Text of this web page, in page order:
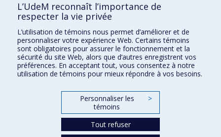
Kinésiologie et des sciences de l’activité physique
Orthophonie et audiologie
Réadaptation
Directions
DPC
CPASS
L’UdeM reconnaît l’importance de
respecter la vie privée
L’utilisation de témoins nous permet d’améliorer et de
personnaliser votre expérience Web. Certains témoins
sont obligatoires pour assurer le fonctionnement et la
sécurité du site Web, alors que d’autres enregistrent vos
préférences. En acceptant tout, vous consentez à notre
utilisation de témoins pour mieux répondre à vos besoins.
Personnaliser les
témoins
>
Tout refuser